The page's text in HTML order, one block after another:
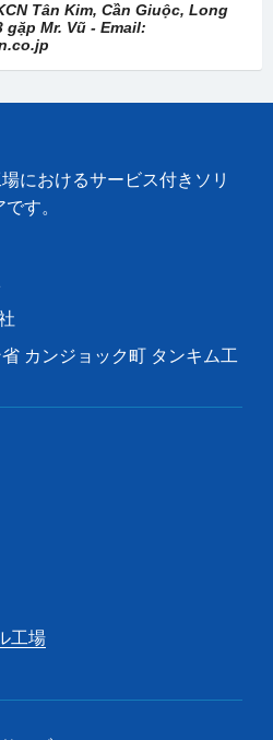
Tân Kim, Cần Giuộc, Long
gặp Mr. Vũ - Email:
におけるサービス付きソリ
す。
カンジョック町 タンキム工
工場